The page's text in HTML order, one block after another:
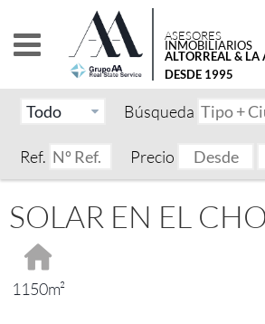
ASESORES
INMOBILIARIOS
ALTORREAL & LA
DESDE 1995
Búsqueda
Ref. Precio
SOLAR EN EL
1150m²